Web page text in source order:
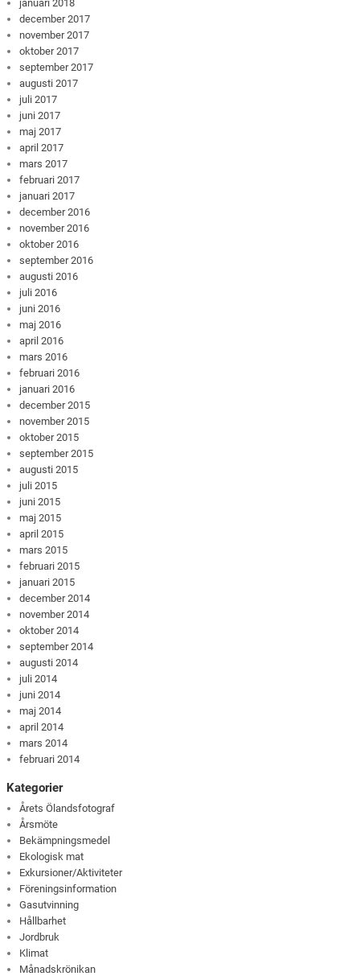
januari 2018
december 2017
november 2017
oktober 2017
september 2017
augusti 2017
juli 2017
juni 2017
maj 2017
april 2017
mars 2017
februari 2017
januari 2017
december 2016
november 2016
oktober 2016
september 2016
augusti 2016
juli 2016
juni 2016
maj 2016
april 2016
mars 2016
februari 2016
januari 2016
december 2015
november 2015
oktober 2015
september 2015
augusti 2015
juli 2015
juni 2015
maj 2015
april 2015
mars 2015
februari 2015
januari 2015
december 2014
november 2014
oktober 2014
september 2014
augusti 2014
juli 2014
juni 2014
maj 2014
april 2014
mars 2014
februari 2014
Kategorier
Årets Ölandsfotograf
Årsmöte
Bekämpningsmedel
Ekologisk mat
Exkursioner/Aktiviteter
Föreningsinformation
Gasutvinning
Hållbarhet
Jordbruk
Klimat
Månadskrönikan